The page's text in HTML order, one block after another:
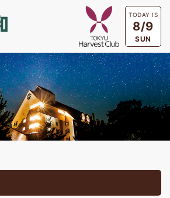
TODAY IS
8/9
SUN